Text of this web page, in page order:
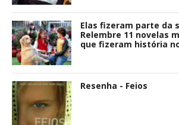
Elas fizeram parte da
Relembre 11 novelas
que fizeram história
Resenha - Feios